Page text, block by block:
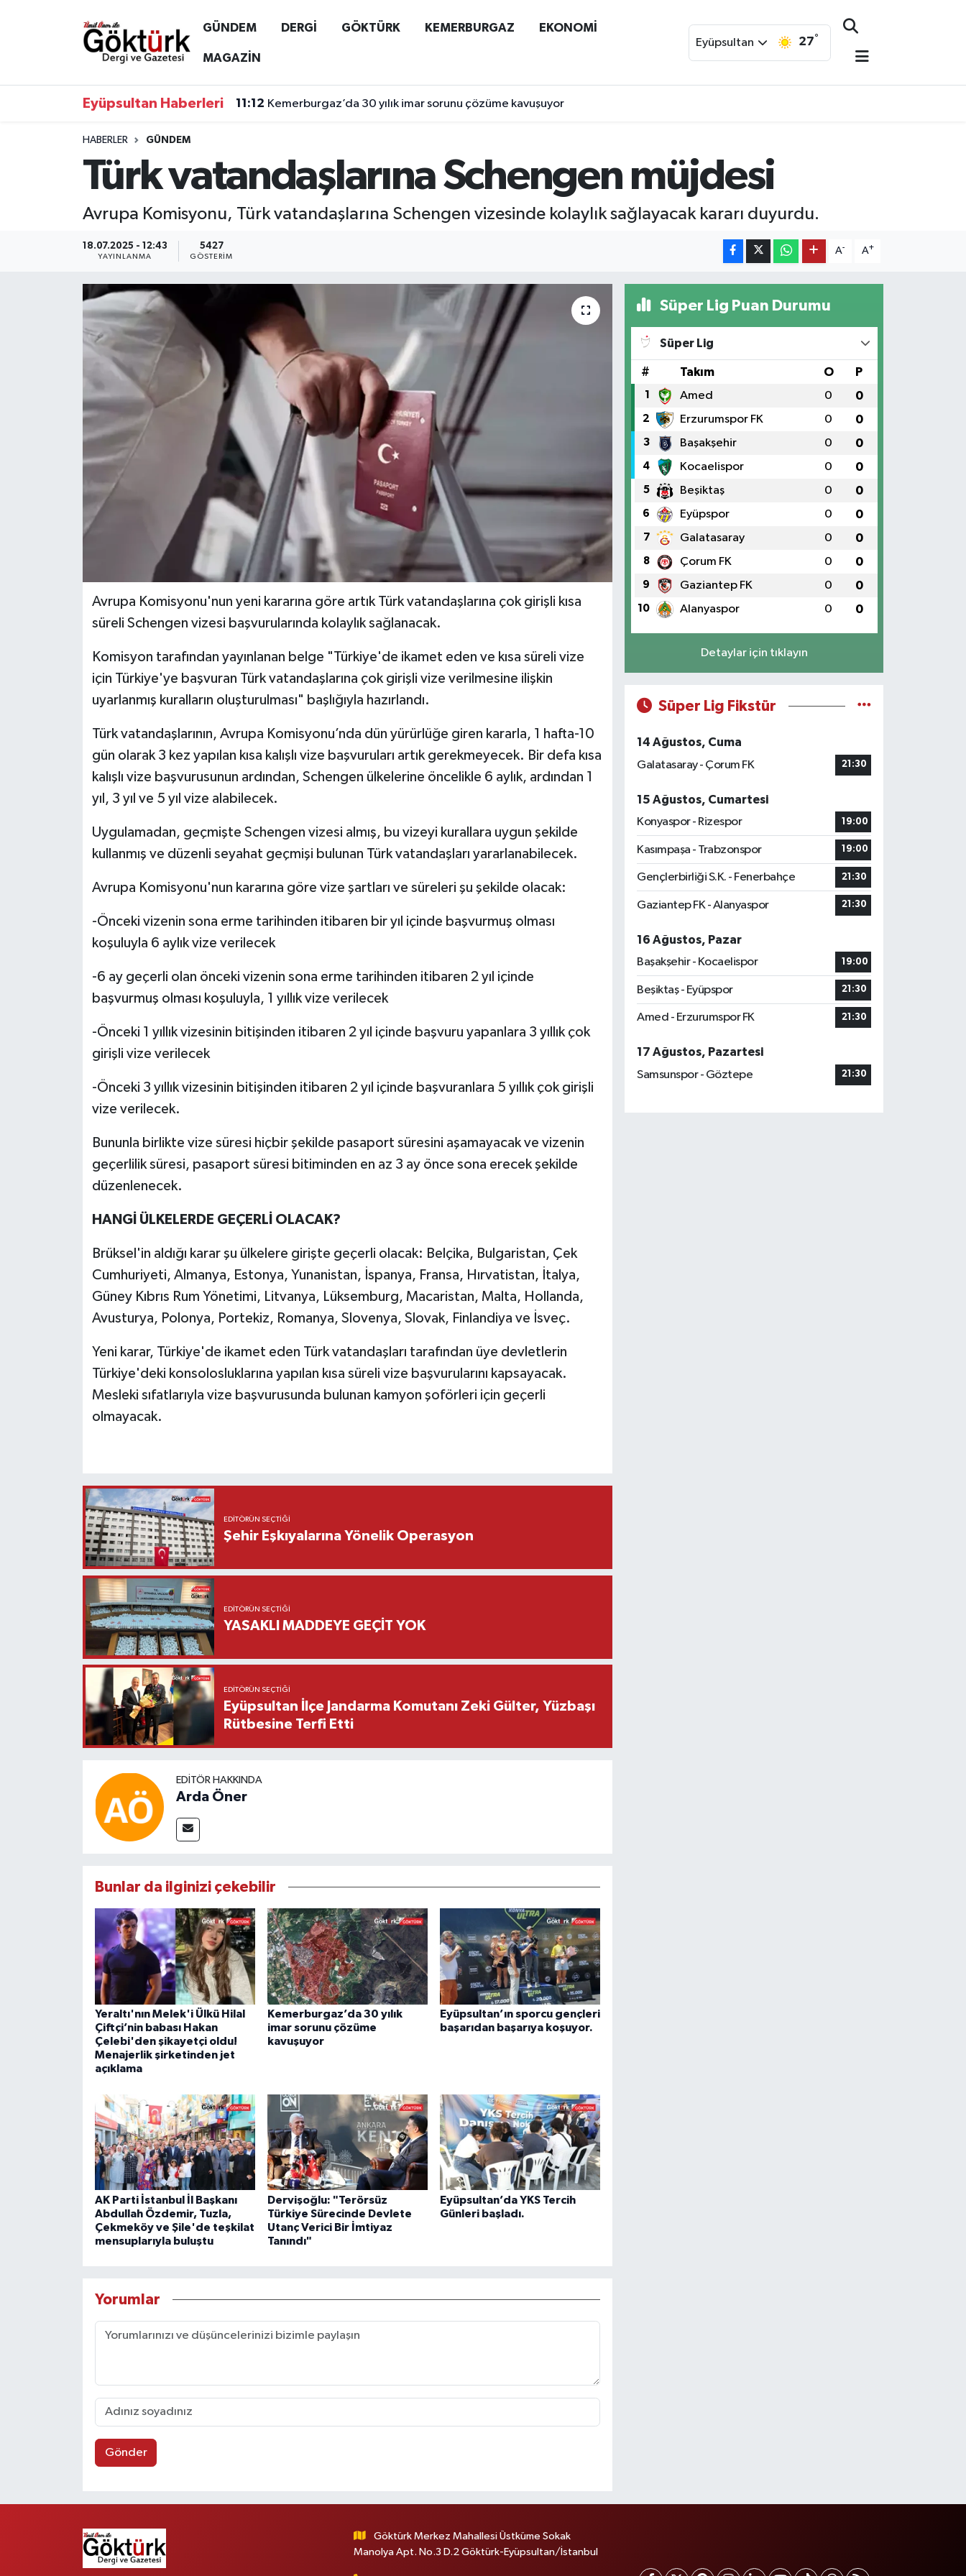
GÜNDEM DERGİ GÖKTÜRK KEMERBURGAZ EKONOMİ
MAGAZİN
Eyüpsultan 27°
Eyüpsultan Haberleri 11:12 Kemerburgaz’da 30 yılık imar sorunu çözüme kavuşuyor
HABERLER GÜNDEM
Türk vatandaşlarına Schengen müjdesi
Avrupa Komisyonu, Türk vatandaşlarına Schengen vizesinde kolaylık sağlayacak kararı duyurdu.
18.07.2025 - 12:43
YAYINLANMA
5427
GÖSTERIM
A- A+
Avrupa Komisyonu'nun yeni kararına göre artık Türk vatandaşlarına çok girişli kısa
süreli Schengen vizesi başvurularında kolaylık sağlanacak.
Komisyon tarafından yayınlanan belge "Türkiye'de ikamet eden ve kısa süreli vize
için Türkiye'ye başvuran Türk vatandaşlarına çok girişli vize verilmesine ilişkin
uyarlanmış kuralların oluşturulması" başlığıyla hazırlandı.
Türk vatandaşlarının, Avrupa Komisyonu’nda dün yürürlüğe giren kararla, 1 hafta-10
gün olarak 3 kez yapılan kısa kalışlı vize başvuruları artık gerekmeyecek. Bir defa kısa
kalışlı vize başvurusunun ardından, Schengen ülkelerine öncelikle 6 aylık, ardından 1
yıl, 3 yıl ve 5 yıl vize alabilecek.
Uygulamadan, geçmişte Schengen vizesi almış, bu vizeyi kurallara uygun şekilde
kullanmış ve düzenli seyahat geçmişi bulunan Türk vatandaşları yararlanabilecek.
Avrupa Komisyonu'nun kararına göre vize şartları ve süreleri şu şekilde olacak:
-Önceki vizenin sona erme tarihinden itibaren bir yıl içinde başvurmuş olması
koşuluyla 6 aylık vize verilecek
-6 ay geçerli olan önceki vizenin sona erme tarihinden itibaren 2 yıl içinde
başvurmuş olması koşuluyla, 1 yıllık vize verilecek
-Önceki 1 yıllık vizesinin bitişinden itibaren 2 yıl içinde başvuru yapanlara 3 yıllık çok
girişli vize verilecek
-Önceki 3 yıllık vizesinin bitişinden itibaren 2 yıl içinde başvuranlara 5 yıllık çok girişli
vize verilecek.
Bununla birlikte vize süresi hiçbir şekilde pasaport süresini aşamayacak ve vizenin
geçerlilik süresi, pasaport süresi bitiminden en az 3 ay önce sona erecek şekilde
düzenlenecek.
HANGİ ÜLKELERDE GEÇERLİ OLACAK?
Brüksel'in aldığı karar şu ülkelere girişte geçerli olacak: Belçika, Bulgaristan, Çek
Cumhuriyeti, Almanya, Estonya, Yunanistan, İspanya, Fransa, Hırvatistan, İtalya,
Güney Kıbrıs Rum Yönetimi, Litvanya, Lüksemburg, Macaristan, Malta, Hollanda,
Avusturya, Polonya, Portekiz, Romanya, Slovenya, Slovak, Finlandiya ve İsveç.
Yeni karar, Türkiye'de ikamet eden Türk vatandaşları tarafından üye devletlerin
Türkiye'deki konsolosluklarına yapılan kısa süreli vize başvurularını kapsayacak.
Mesleki sıfatlarıyla vize başvurusunda bulunan kamyon şoförleri için geçerli
olmayacak.
EDITÖRÜN SEÇTIĞI
Şehir Eşkıyalarına Yönelik Operasyon
EDITÖRÜN SEÇTIĞI
YASAKLI MADDEYE GEÇİT YOK
EDITÖRÜN SEÇTIĞI
Eyüpsultan İlçe Jandarma Komutanı Zeki Gülter, Yüzbaşı
Rütbesine Terfi Etti
EDITÖR HAKKINDA
Arda Öner
Bunlar da ilginizi çekebilir
Yeraltı'nın Melek'i Ülkü Hilal
Çiftçi’nin babası Hakan
Çelebi'den şikayetçi oldu!
Menajerlik şirketinden jet
açıklama
Kemerburgaz’da 30 yılık
imar sorunu çözüme
kavuşuyor
Eyüpsultan’ın sporcu gençleri
başarıdan başarıya koşuyor.
AK Parti İstanbul İl Başkanı
Abdullah Özdemir, Tuzla,
Çekmeköy ve Şile'de teşkilat
mensuplarıyla buluştu
Dervişoğlu: "Terörsüz
Türkiye Sürecinde Devlete
Utanç Verici Bir İmtiyaz
Tanındı"
Eyüpsultan’da YKS Tercih
Günleri başladı.
Yorumlar
Gönder
Süper Lig Puan Durumu
Süper Lig
# Takım O P
1 Amed 0 0
2 Erzurumspor FK 0 0
3 Başakşehir 0 0
4 Kocaelispor 0 0
5 Beşiktaş 0 0
6 Eyüpspor 0 0
7 Galatasaray 0 0
8 Çorum FK 0 0
9 Gaziantep FK 0 0
10 Alanyaspor 0 0
Detaylar için tıklayın
Süper Lig Fikstür
14 Ağustos, Cuma
Galatasaray - Çorum FK
21:30
15 Ağustos, Cumartesi
Konyaspor - Rizespor
19:00
Kasımpaşa - Trabzonspor 19:00
Gençlerbirliği S.K. - Fenerbahçe 21:30
Gaziantep FK - Alanyaspor 21:30
16 Ağustos, Pazar
Başakşehir - Kocaelispor
19:00
Beşiktaş - Eyüpspor 21:30
Amed - Erzurumspor FK 21:30
17 Ağustos, Pazartesi
Samsunspor - Göztepe
21:30
Göktürk Merkez Mahallesi Üstküme Sokak
Manolya Apt. No.3 D.2 Göktürk-Eyüpsultan/İstanbul
Anne Çocuk
GÜNDEM
KEMERBURGAZ
KÜLTÜR - SANAT
MAGAZİN
ÖZEL HABER
SAĞLIK
Eyüpsultan Hava Durumu
Tüm Manşetler